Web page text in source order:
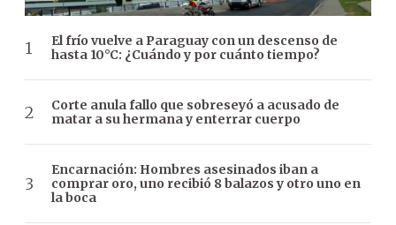
El frío vuelve a Paraguay con un descenso de
hasta 10°C: ¿Cuándo y por cuánto tiempo?
Corte anula fallo que sobreseyó a acusado de
matar a su hermana y enterrar cuerpo
Encarnación: Hombres asesinados iban a
comprar oro, uno recibió 8 balazos y otro uno en
la boca